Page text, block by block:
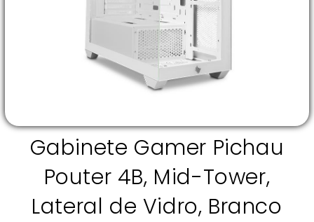
Gabinete Gamer Pichau
Pouter 4B, Mid-Tower,
Lateral de Vidro, Branco